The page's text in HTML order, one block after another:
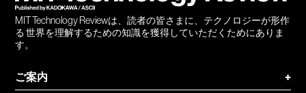
MIT Technology Reviewは、読者の皆さまに、テクノロジーが形作
る 世界を理解するための知識を獲得していただくためにありま
す。
ご案内
+